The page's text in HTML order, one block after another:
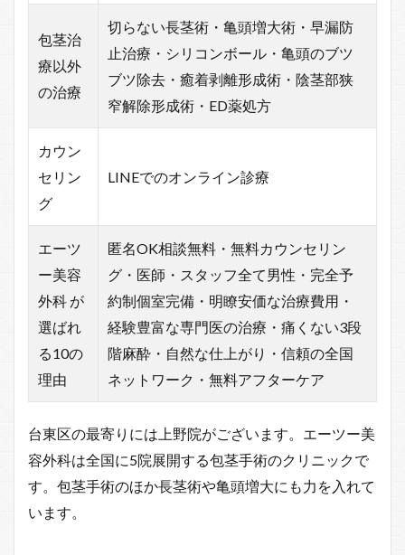
包茎治
療以外
の治療
切らない長茎術・亀頭増大術・早漏防
止治療・シリコンボール・亀頭のブツ
ブツ除去・癒着剥離形成術・陰茎部狭
窄解除形成術・ED薬処方
カウン
セリン
グ
LINEでのオンライン診療
エーツ
ー美容
外科 が
選ばれ
る10の
理由
匿名OK相談無料・無料カウンセリン
グ・医師・スタッフ全て男性・完全予
約制個室完備・明瞭安価な治療費用・
経験豊富な専門医の治療・痛くない3段
階麻酔・自然な仕上がり・信頼の全国
ネットワーク・無料アフターケア
台東区の最寄りには上野院がございます。エーツー美
容外科は全国に5院展開する包茎手術のクリニックで
す。包茎手術のほか長茎術や亀頭増大にも力を入れて
います。